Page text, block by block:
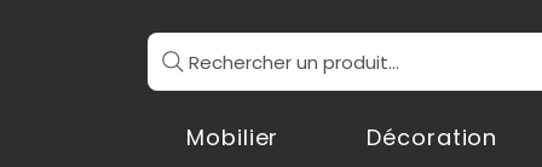
Rechercher un produit...
Mobilier Décoration